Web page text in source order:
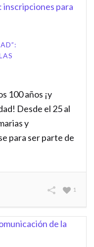
100 años ¡y
Desde el 25 al
y
para ser parte de
1